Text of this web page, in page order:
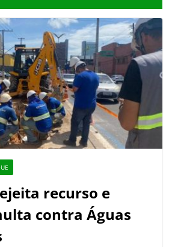
recurso e
contra Águas